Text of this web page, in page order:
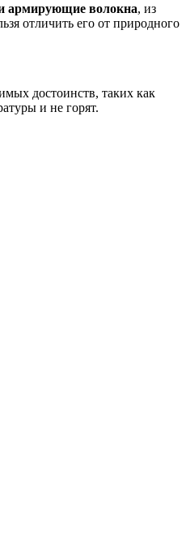
армирующие волокна, из
отличить его от природного
достоинств, таких как
и не горят.